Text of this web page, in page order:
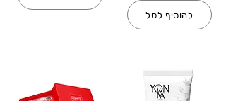
להוסיף לסל